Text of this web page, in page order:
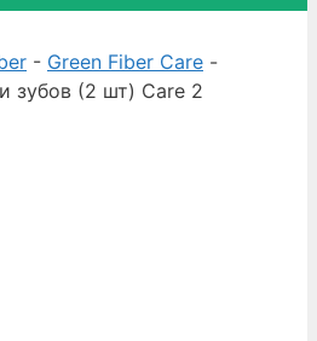
- Green Fiber Care -
зубов (2 шт) Care 2